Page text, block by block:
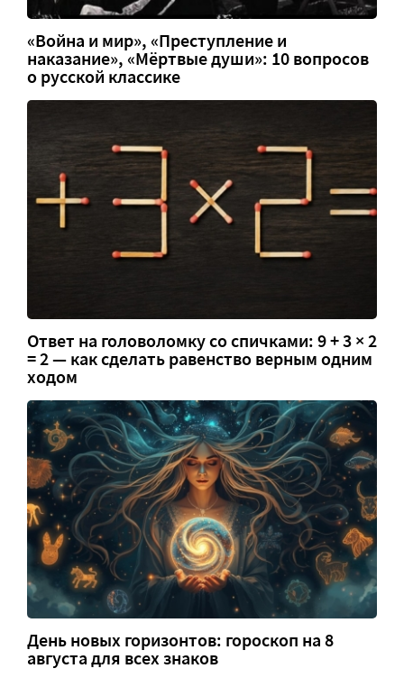
«Война и мир», «Преступление и
наказание», «Мёртвые души»: 10 вопросов
о русской классике
Ответ на головоломку со спичками: 9 + 3 × 2
= 2 — как сделать равенство верным одним
ходом
День новых горизонтов: гороскоп на 8
августа для всех знаков